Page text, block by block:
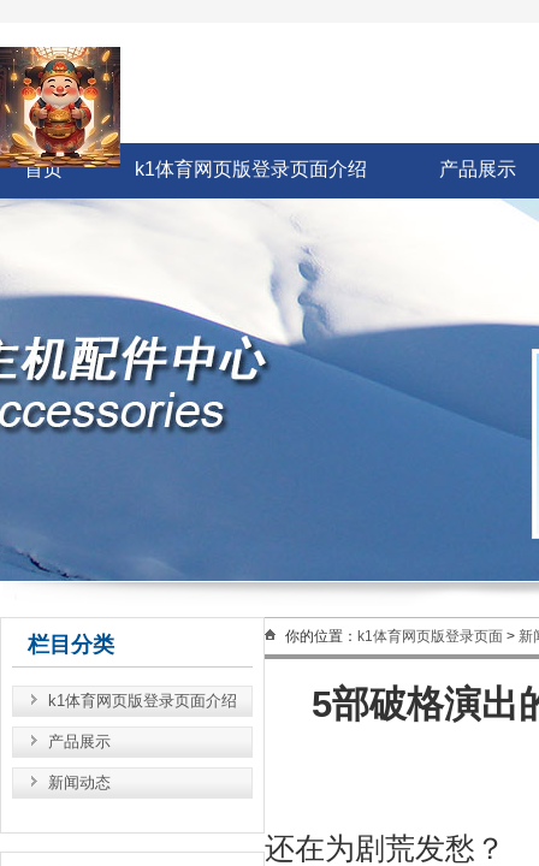
首页 k1体育网页版登录页面介绍 产品展示
栏目分类
k1体育网页版登录页面介绍
产品展示
新闻动态
你的位置： k1体育网页版登录页面 > 新
5部破格演出
还在为剧荒发愁？